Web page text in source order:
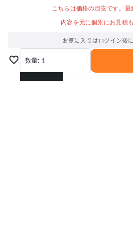
こちらは価格の目安です。
内容を元に個別にお見積
お気に入りはログイン後
数量: 1
1